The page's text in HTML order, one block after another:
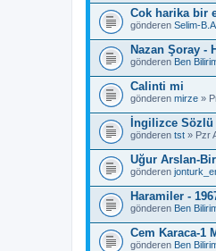
Cok harika bir
gönderen Selim-B.A
Nazan Şoray -
gönderen Ben
Calinti mi
gönderen mirze »
İngilizce Sözlü
gönderen tst » Pzr
Uğur Arslan-
gönderen
Haramiler -
gönderen Ben
Cem Karaca-1
gönderen Ben